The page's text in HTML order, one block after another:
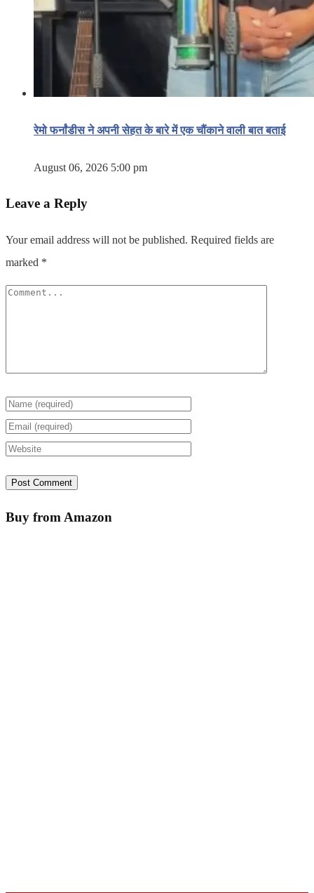
रेमो फर्नांडीस ने अपनी सेहत के बारे में एक चौंकाने वाली बात बताई
August 06, 2026 5:00 pm
Leave a Reply
Your email address will not be published. Required fields are
marked *
Buy from Amazon